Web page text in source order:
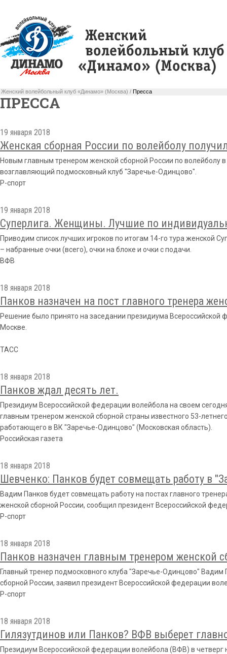
Женский волейбольный клуб «Динамо» (Москва) / Пресса
ПРЕССА
19 января 2018
Женская сборная России по волейболу
Новым главным тренером женской сборной России по волейболу
возглавляющий подмосковный клуб "Заречье-Одинцово".
Р-спорт
19 января 2018
Суперлига. Женщины. Лучшие по
Приводим список лучших игроков по итогам 14-го тура женской
– набранные очки (всего), очки на блоке и очки с подачи.
ВФВ
18 января 2018
Панков назначен на пост главного тренера
Решение было принято на заседании президиума Всероссийской
Москве.
ТАСС
18 января 2018
Панков ждал десять лет.
Президиум Всероссийской федерации волейбола на своем
главным тренером женской сборной страны известного 53-
работающего в ВК "Заречье-Одинцово" (Московская область).
Российская газета
18 января 2018
Шевченко: Панков будет совмещать работу в
Вадим Панков будет совмещать работу на постах главного
женской сборной России, сообщил президент Всероссийской
Р-спорт
18 января 2018
Панков назначен главным тренером женской
Главный тренер подмосковного клуба "Заречье-Одинцово" Вадим
сборной России, заявил президент Всероссийской федерации
Р-спорт
18 января 2018
Гилязутдинов или Панков? ВФВ выберет
Президиум Всероссийской федерации волейбола (ВФВ) в четверг